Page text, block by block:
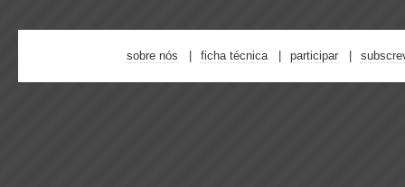
sobre nós ficha técnica participar